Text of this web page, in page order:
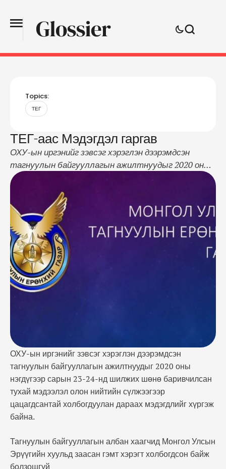
Topics:
ТЕГ
ТЕГ-аас Мэдэгдэл гаргав
ОХУ-ын иргэнийг зэвсэг хэрэглэн дээрэмдсэн
тагнуулын байгууллагын ажилтнуудыг 2020 оны
нэгдүгээр сарын 23-24-нд шилжих шөнө
баривчилсан тухай мэдээлэл олон нийтийн
сүлжээгээр цацагдсантай холбогдуулан дараах
мэдэгдлийг хүргэж байна. Тагнуулын
байгууллагын албан хаагчид Монгол Улсын
Эрүүгийн хуульд заасан гэмт хэрэгт холбогдсон
байж болзошгүй ~ТЕГ-аас Мэдэгдэл гаргав~
асуудлын талаарх урьдчилсан мэдээллийн дагуу
тус газраас цагдаагийн байгууллагад мэдээллийн
дэмжлэг …
ОХУ-ын иргэнийг зэвсэг хэрэглэн дээрэмдсэн
тагнуулын байгууллагын ажилтнуудыг 2020 оны
нэгдүгээр сарын 23-24-нд шилжих шөнө баривчилсан
тухай мэдээлэл олон нийтийн сүлжээгээр
цацагдсантай холбогдуулан дараах мэдэгдлийг хүргэж
байна.
Тагнуулын байгууллагын албан хаагчид Монгол Улсын
Эрүүгийн хуульд заасан гэмт хэрэгт холбогдсон байж
болзошгүй